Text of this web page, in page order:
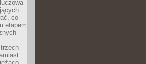
–
co
etapem